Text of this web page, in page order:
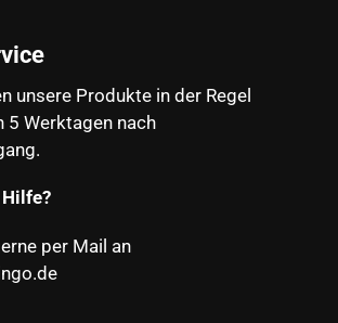
unsere Produkte in der Regel
5 Werktagen nach
per Mail an